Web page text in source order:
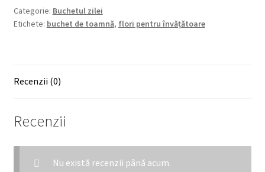
târzie
Categorie: Buchetul zilei
Etichete: buchet de toamnă, flori pentru învățătoare
Recenzii (0)
Recenzii
Nu există recenzii până acum.